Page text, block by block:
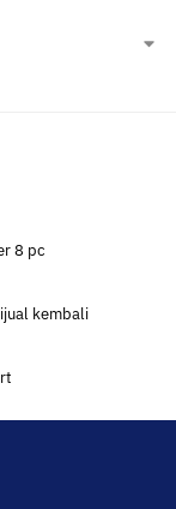
8 pc
kembali